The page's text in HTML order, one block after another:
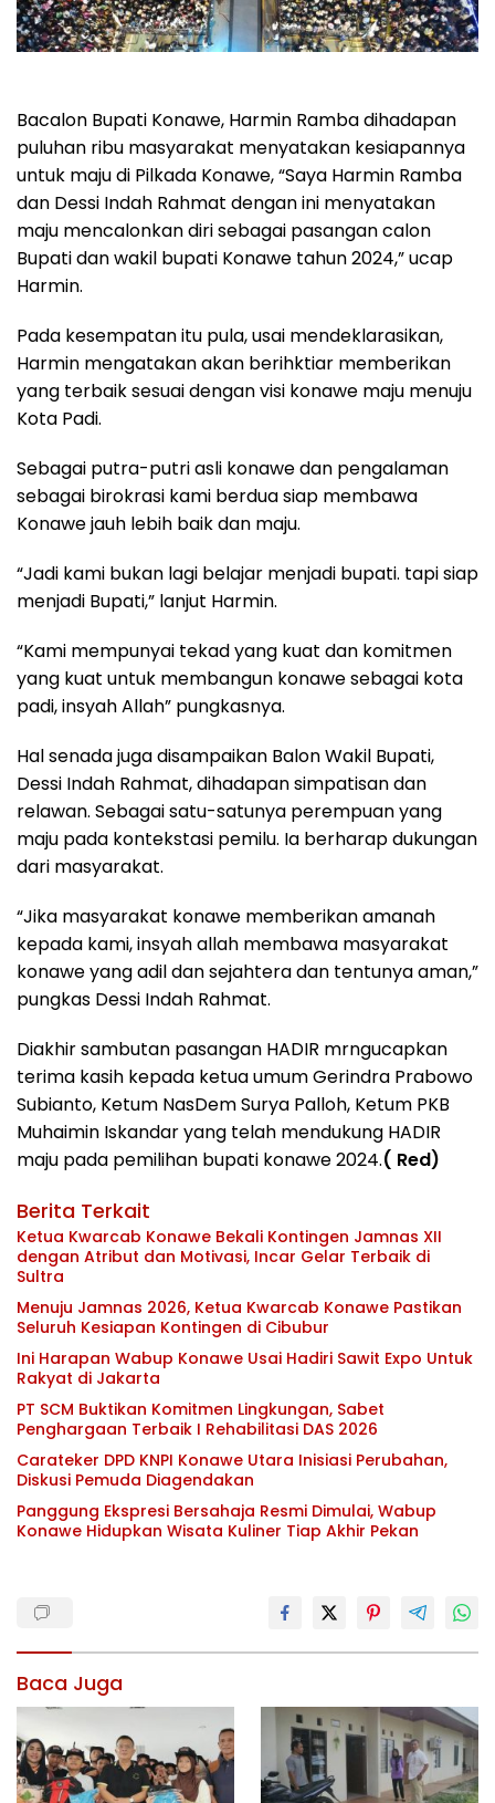
Bacalon Bupati Konawe, Harmin Ramba dihadapan
puluhan ribu masyarakat menyatakan kesiapannya
untuk maju di Pilkada Konawe, “Saya Harmin Ramba
dan Dessi Indah Rahmat dengan ini menyatakan
maju mencalonkan diri sebagai pasangan calon
Bupati dan wakil bupati Konawe tahun 2024,” ucap
Harmin.
Pada kesempatan itu pula, usai mendeklarasikan,
Harmin mengatakan akan berihktiar memberikan
yang terbaik sesuai dengan visi konawe maju menuju
Kota Padi.
Sebagai putra-putri asli konawe dan pengalaman
sebagai birokrasi kami berdua siap membawa
Konawe jauh lebih baik dan maju.
“Jadi kami bukan lagi belajar menjadi bupati. tapi siap
menjadi Bupati,” lanjut Harmin.
“Kami mempunyai tekad yang kuat dan komitmen
yang kuat untuk membangun konawe sebagai kota
padi, insyah Allah” pungkasnya.
Hal senada juga disampaikan Balon Wakil Bupati,
Dessi Indah Rahmat, dihadapan simpatisan dan
relawan. Sebagai satu-satunya perempuan yang
maju pada kontekstasi pemilu. Ia berharap dukungan
dari masyarakat.
“Jika masyarakat konawe memberikan amanah
kepada kami, insyah allah membawa masyarakat
konawe yang adil dan sejahtera dan tentunya aman,”
pungkas Dessi Indah Rahmat.
Diakhir sambutan pasangan HADIR mrngucapkan
terima kasih kepada ketua umum Gerindra Prabowo
Subianto, Ketum NasDem Surya Palloh, Ketum PKB
Muhaimin Iskandar yang telah mendukung HADIR
maju pada pemilihan bupati konawe 2024.( Red)
Berita Terkait
Ketua Kwarcab Konawe Bekali Kontingen Jamnas XII
dengan Atribut dan Motivasi, Incar Gelar Terbaik di
Sultra
Menuju Jamnas 2026, Ketua Kwarcab Konawe Pastikan
Seluruh Kesiapan Kontingen di Cibubur
Ini Harapan Wabup Konawe Usai Hadiri Sawit Expo Untuk
Rakyat di Jakarta
PT SCM Buktikan Komitmen Lingkungan, Sabet
Penghargaan Terbaik I Rehabilitasi DAS 2026
Carateker DPD KNPI Konawe Utara Inisiasi Perubahan,
Diskusi Pemuda Diagendakan
Panggung Ekspresi Bersahaja Resmi Dimulai, Wabup
Konawe Hidupkan Wisata Kuliner Tiap Akhir Pekan
Baca Juga